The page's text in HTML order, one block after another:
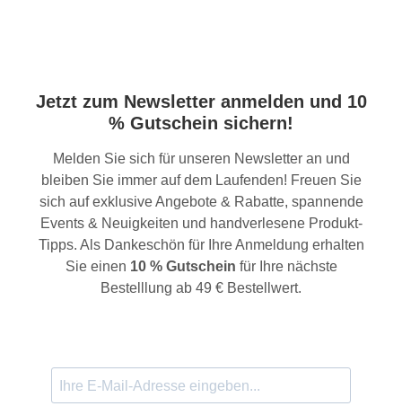
Jetzt zum Newsletter anmelden und 10
% Gutschein sichern!
Melden Sie sich für unseren Newsletter an und
bleiben Sie immer auf dem Laufenden! Freuen Sie
sich auf exklusive Angebote & Rabatte, spannende
Events & Neuigkeiten und handverlesene Produkt-
Tipps. Als Dankeschön für Ihre Anmeldung erhalten
Sie einen 10 % Gutschein für Ihre nächste
Bestelllung ab 49 € Bestellwert.